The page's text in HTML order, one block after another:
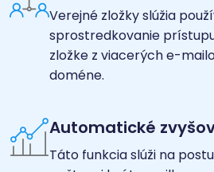
Verejné zložky slúžia
sprostredkovanie
zložke z viacerých e-
doméne.
Automatické
Táto funkcia slúži na